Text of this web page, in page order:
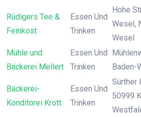
Rüdigers Tee &
Feinkost
Essen Und
Trinken
Hohe
Wesel,
Wesel
Mühle und
Bäckerei Mellert
Essen Und
Trinken
Baden-
Bäckerei-
Konditorei Krott
Essen Und
Trinken
Sürther
50999